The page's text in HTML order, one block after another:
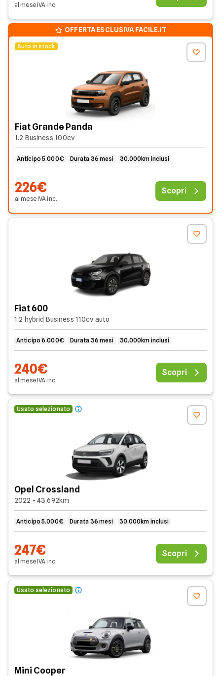
al meseIVAinc.
OFFERTA ESCLUSIVA FACILE.IT
Auto in stock
Fiat Grande Panda
1.2 Business 100cv
Anticipo 5.000€ Durata 36 mesi 30.000km inclusi
226€
al meseIVAinc.
Scopri
Fiat 600
1.2 hybrid Business 110cv auto
Anticipo 6.000€ Durata 36 mesi 30.000km inclusi
240€
al meseIVAinc.
Scopri
Usato selezionato
Opel Crossland
2022 - 43.692km
Anticipo 5.000€ Durata 36 mesi 30.000km inclusi
247€
al meseIVAinc.
Scopri
Usato selezionato
Mini Cooper